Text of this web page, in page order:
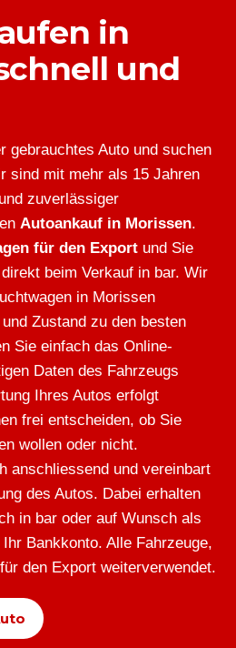
in
und
gebrauchtes Auto und suchen
sind mit mehr als 15 Jahren
zuverlässiger
Autoankauf in Morissen.
für den Export und Sie
beim Verkauf in bar. Wir
in Morissen
Zustand zu den besten
Sie einfach das Online-
Daten des Fahrzeugs
Ihres Autos erfolgt
frei entscheiden, ob Sie
wollen oder nicht.
anschliessend und vereinbart
des Autos. Dabei erhalten
in bar oder auf Wunsch als
Bankkonto. Alle Fahrzeuge,
den Export weiterverwendet.